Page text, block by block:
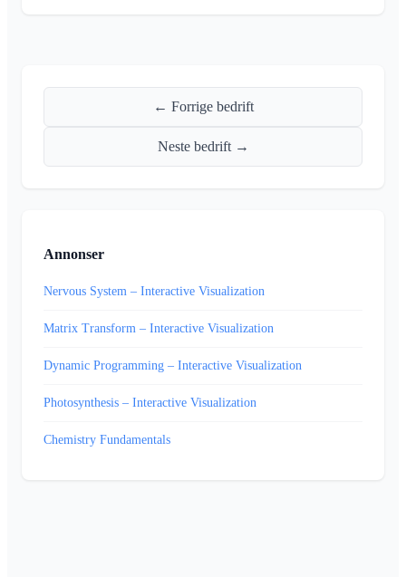
← Forrige bedrift
Neste bedrift →
Annonser
Nervous System – Interactive Visualization
Matrix Transform – Interactive Visualization
Dynamic Programming – Interactive Visualization
Photosynthesis – Interactive Visualization
Chemistry Fundamentals